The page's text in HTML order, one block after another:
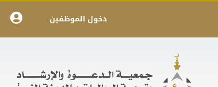
دخول الموظفين